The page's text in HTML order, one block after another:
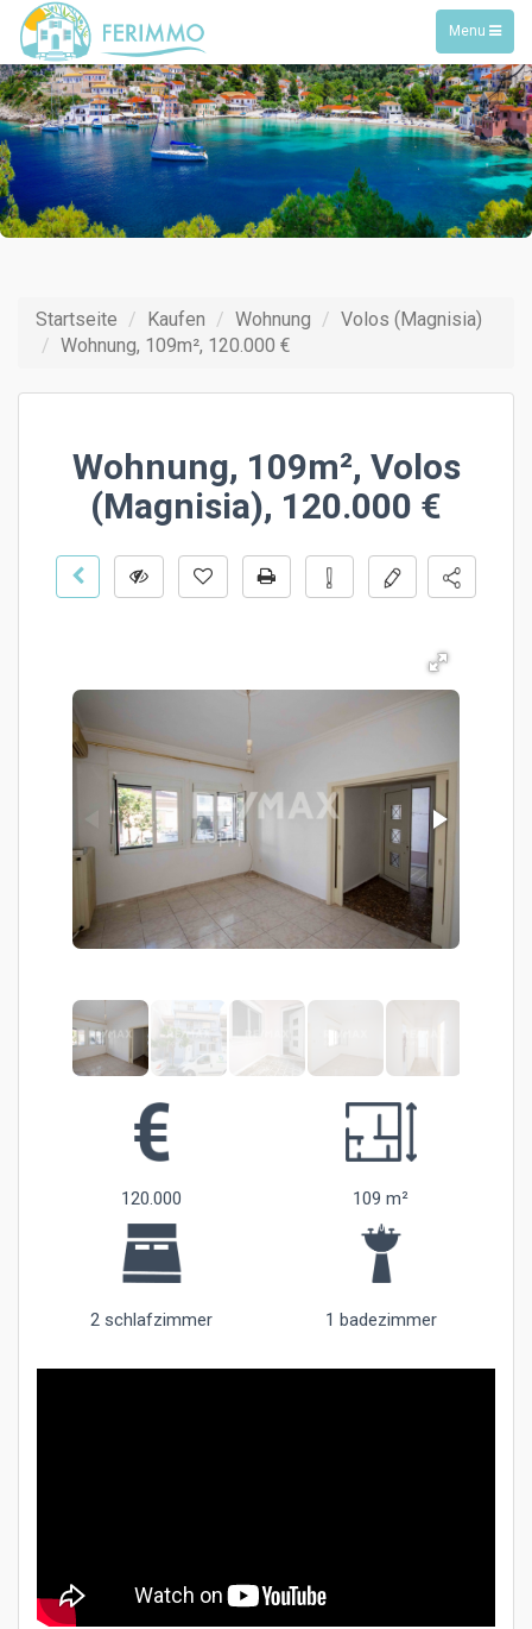
Toggle
navigation
Menu
Startseite Kaufen Wohnung
Volos (Magnisia)
Wohnung, 109m², 120.000 €
Wohnung, 109m², Volos
(Magnisia), 120.000 €
120.000 109 m²
2 schlafzimmer 1 badezimmer